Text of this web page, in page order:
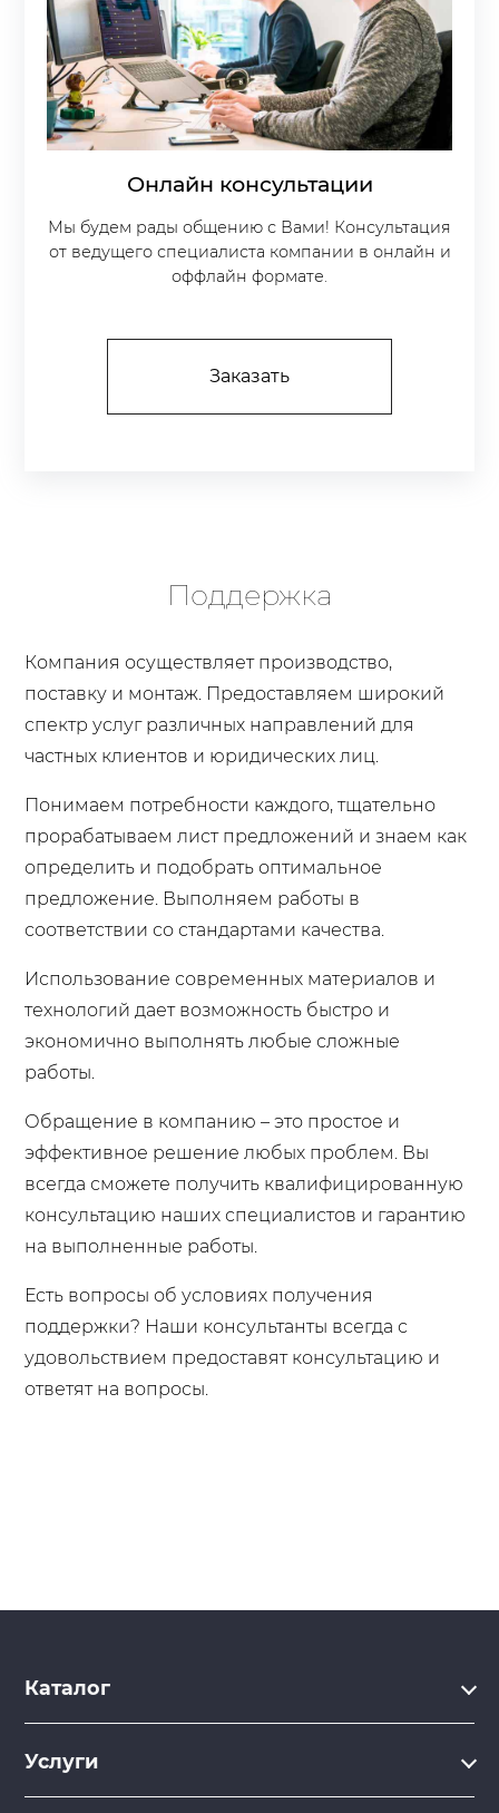
Онлайн консультации
Мы будем рады общению с Вами! Консультация
от ведущего специалиста компании в онлайн и
оффлайн формате.
Заказать
Поддержка
Компания осуществляет производство,
поставку и монтаж. Предоставляем широкий
спектр услуг различных направлений для
частных клиентов и юридических лиц.
Понимаем потребности каждого, тщательно
прорабатываем лист предложений и знаем как
определить и подобрать оптимальное
предложение. Выполняем работы в
соответствии со стандартами качества.
Использование современных материалов и
технологий дает возможность быстро и
экономично выполнять любые сложные
работы.
Обращение в компанию – это простое и
эффективное решение любых проблем. Вы
всегда сможете получить квалифицированную
консультацию наших специалистов и гарантию
на выполненные работы.
Есть вопросы об условиях получения
поддержки? Наши консультанты всегда с
удовольствием предоставят консультацию и
ответят на вопросы.
Каталог
Каталог
Услуги
Услуги
Производство на заказ